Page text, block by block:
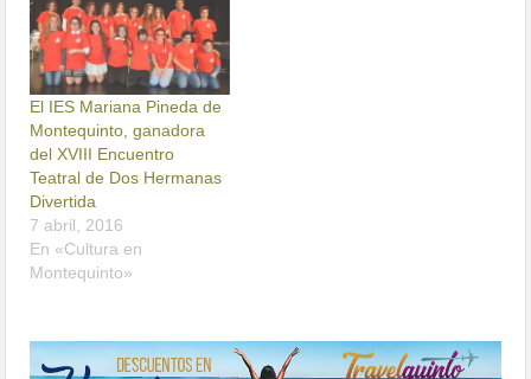
El IES Mariana Pineda de
Montequinto, ganadora
del XVIII Encuentro
Teatral de Dos Hermanas
Divertida
7 abril, 2016
En «Cultura en
Montequinto»